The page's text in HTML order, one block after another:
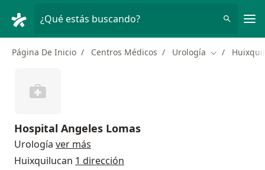
¿Qué estás buscando?
Página De Inicio Centros Médicos Urología Cambiar de
Hospital Angeles Lomas
Urología ver más
Huixquilucan 1 dirección